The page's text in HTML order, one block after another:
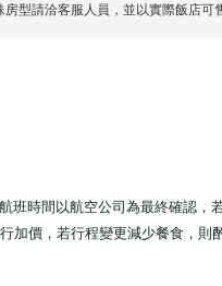
房型請洽客服人員，並以實際飯店可
班時間以航空公司為最終確認，
加價，若行程變更減少餐食，則